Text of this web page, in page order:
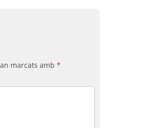
marcats amb *